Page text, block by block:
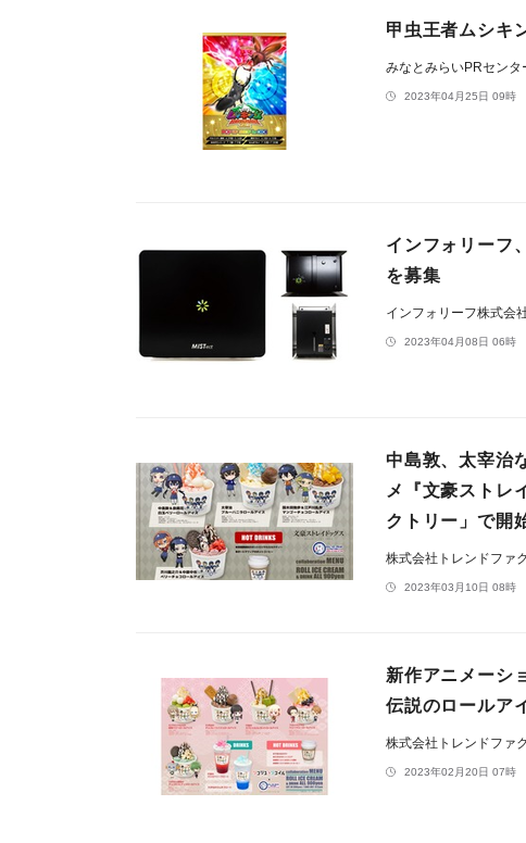
甲虫王者ムシキ
みなとみらいPRセンタ
2023年04月25日 09時
インフォリーフ
を募集
インフォリーフ株式会
2023年04月08日 06時
中島敦、太宰治
メ『文豪ストレ
クトリー」で開
株式会社トレンドファ
2023年03月10日 08時
新作アニメーシ
伝説のロールア
株式会社トレンドファ
2023年02月20日 07時